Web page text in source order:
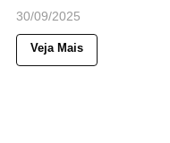
30/09/2025
Veja Mais